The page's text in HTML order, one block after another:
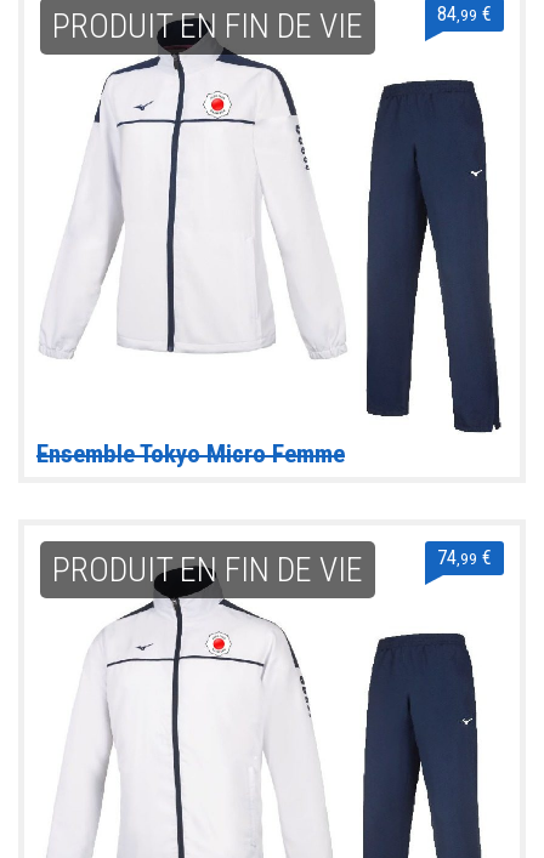
84,99 €
PRODUIT EN FIN DE VIE
Ensemble Tokyo Micro Femme
74,99 €
PRODUIT EN FIN DE VIE